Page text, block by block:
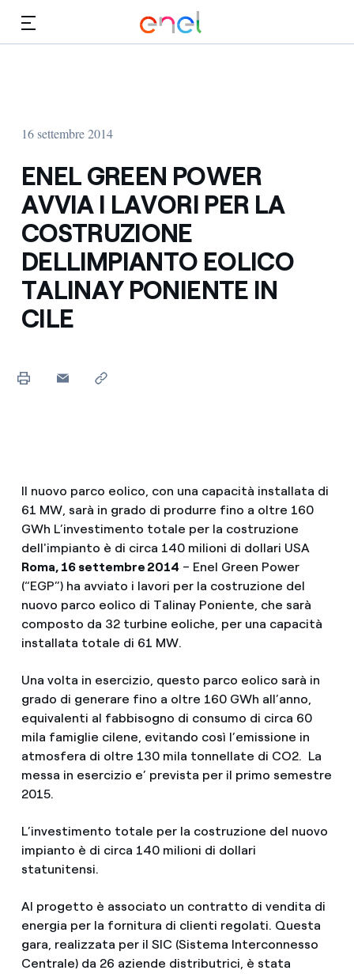
16 settembre 2014
ENEL GREEN POWER
AVVIA I LAVORI PER LA
COSTRUZIONE
DELLIMPIANTO EOLICO
TALINAY PONIENTE IN
CILE
Il nuovo parco eolico, con una capacità installata di
61 MW, sarà in grado di produrre fino a oltre 160
GWh L’investimento totale per la costruzione
dell'impianto è di circa 140 milioni di dollari USA
Roma, 16 settembre 2014 – Enel Green Power
(“EGP”) ha avviato i lavori per la costruzione del
nuovo parco eolico di Talinay Poniente, che sarà
composto da 32 turbine eoliche, per una capacità
installata totale di 61 MW.
Una volta in esercizio, questo parco eolico sarà in
grado di generare fino a oltre 160 GWh all’anno,
equivalenti al fabbisogno di consumo di circa 60
mila famiglie cilene, evitando così l’emissione in
atmosfera di oltre 130 mila tonnellate di CO2. La
messa in esercizio e’ prevista per il primo semestre
2015.
L’investimento totale per la costruzione del nuovo
impianto è di circa 140 milioni di dollari
statunitensi.
Al progetto è associato un contratto di vendita di
energia per la fornitura di clienti regolati. Questa
gara, realizzata per il SIC (Sistema Interconnesso
Centrale) da 26 aziende distributrici, è stata